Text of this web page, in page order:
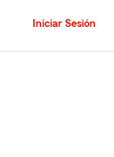
Iniciar Sesión